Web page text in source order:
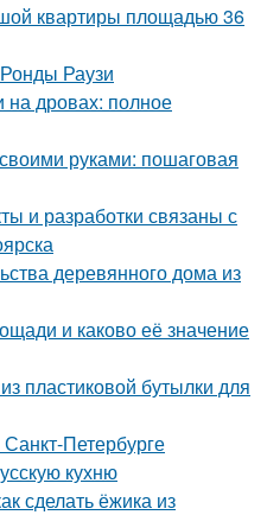
квартиры площадью 36
Раузи
на дровах: полное
руками: пошаговая
и разработки связаны с
деревянного дома из
и каково её значение
пластиковой бутылки для
Петербурге
кухню
сделать ёжика из